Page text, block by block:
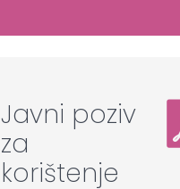
Javni poziv
za
korištenje